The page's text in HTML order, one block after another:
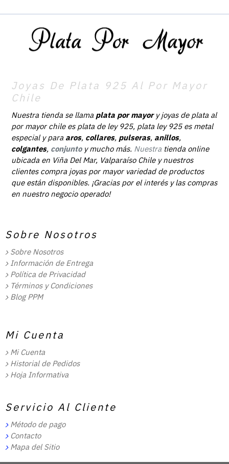
Joyas De Plata 925 Al Por Mayor
Chile
Nuestra tienda se llama plata por mayory joyas de plata al
por mayor chile es plata de ley 925, plata ley 925 es metal
especial y para aros, collares, pulseras, anillos,
colgantes, conjunto y mucho más. Nuestra tienda online
ubicada en Viña Del Mar, Valparaíso Chile y nuestros
clientes compra joyas por mayor variedad de productos
que están disponibles. ¡Gracias por el interés y las compras
en nuestro negocio operado!
Sobre Nosotros
Sobre Nosotros
Información de Entrega
Política de Privacidad
Términos y Condiciones
Blog PPM
Mi Cuenta
Mi Cuenta
Historial de Pedidos
Hoja Informativa
Servicio Al Cliente
Método de pago
Contacto
Mapa del Sitio